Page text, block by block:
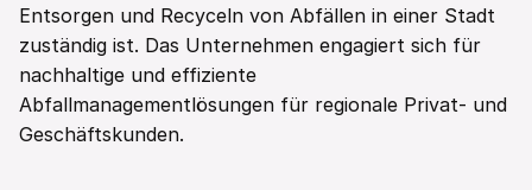
Entsorgen und Recyceln von Abfällen in einer Stadt
zuständig ist. Das Unternehmen engagiert sich für
nachhaltige und effiziente
Abfallmanagementlösungen für regionale Privat- und
Geschäftskunden.